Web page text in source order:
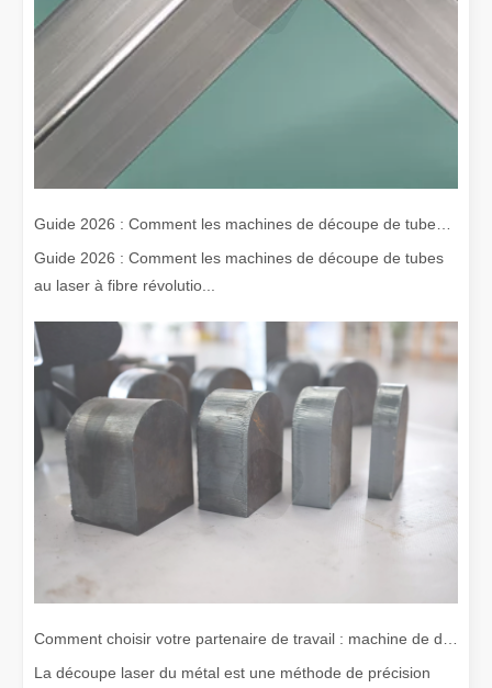
Guide 2026 : Comment les machines de découpe de tubes
au laser à fibre révolutio...
La découpe laser du métal est une méthode de précision